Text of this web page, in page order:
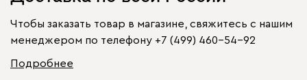
Чтобы заказать товар в магазине, свяжитесь с нашим
менеджером по телефону +7 (499) 460-54-92
Подробнее